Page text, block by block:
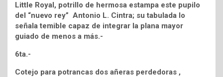
Little Royal, potrillo de hermosa estampa este pupilo
del “nuevo rey” Antonio L. Cintra; su tabulada lo
señala temible capaz de integrar la plana mayor
guiado de menos a más.-
6ta.-
Cotejo para potrancas dos añeras perdedoras ,